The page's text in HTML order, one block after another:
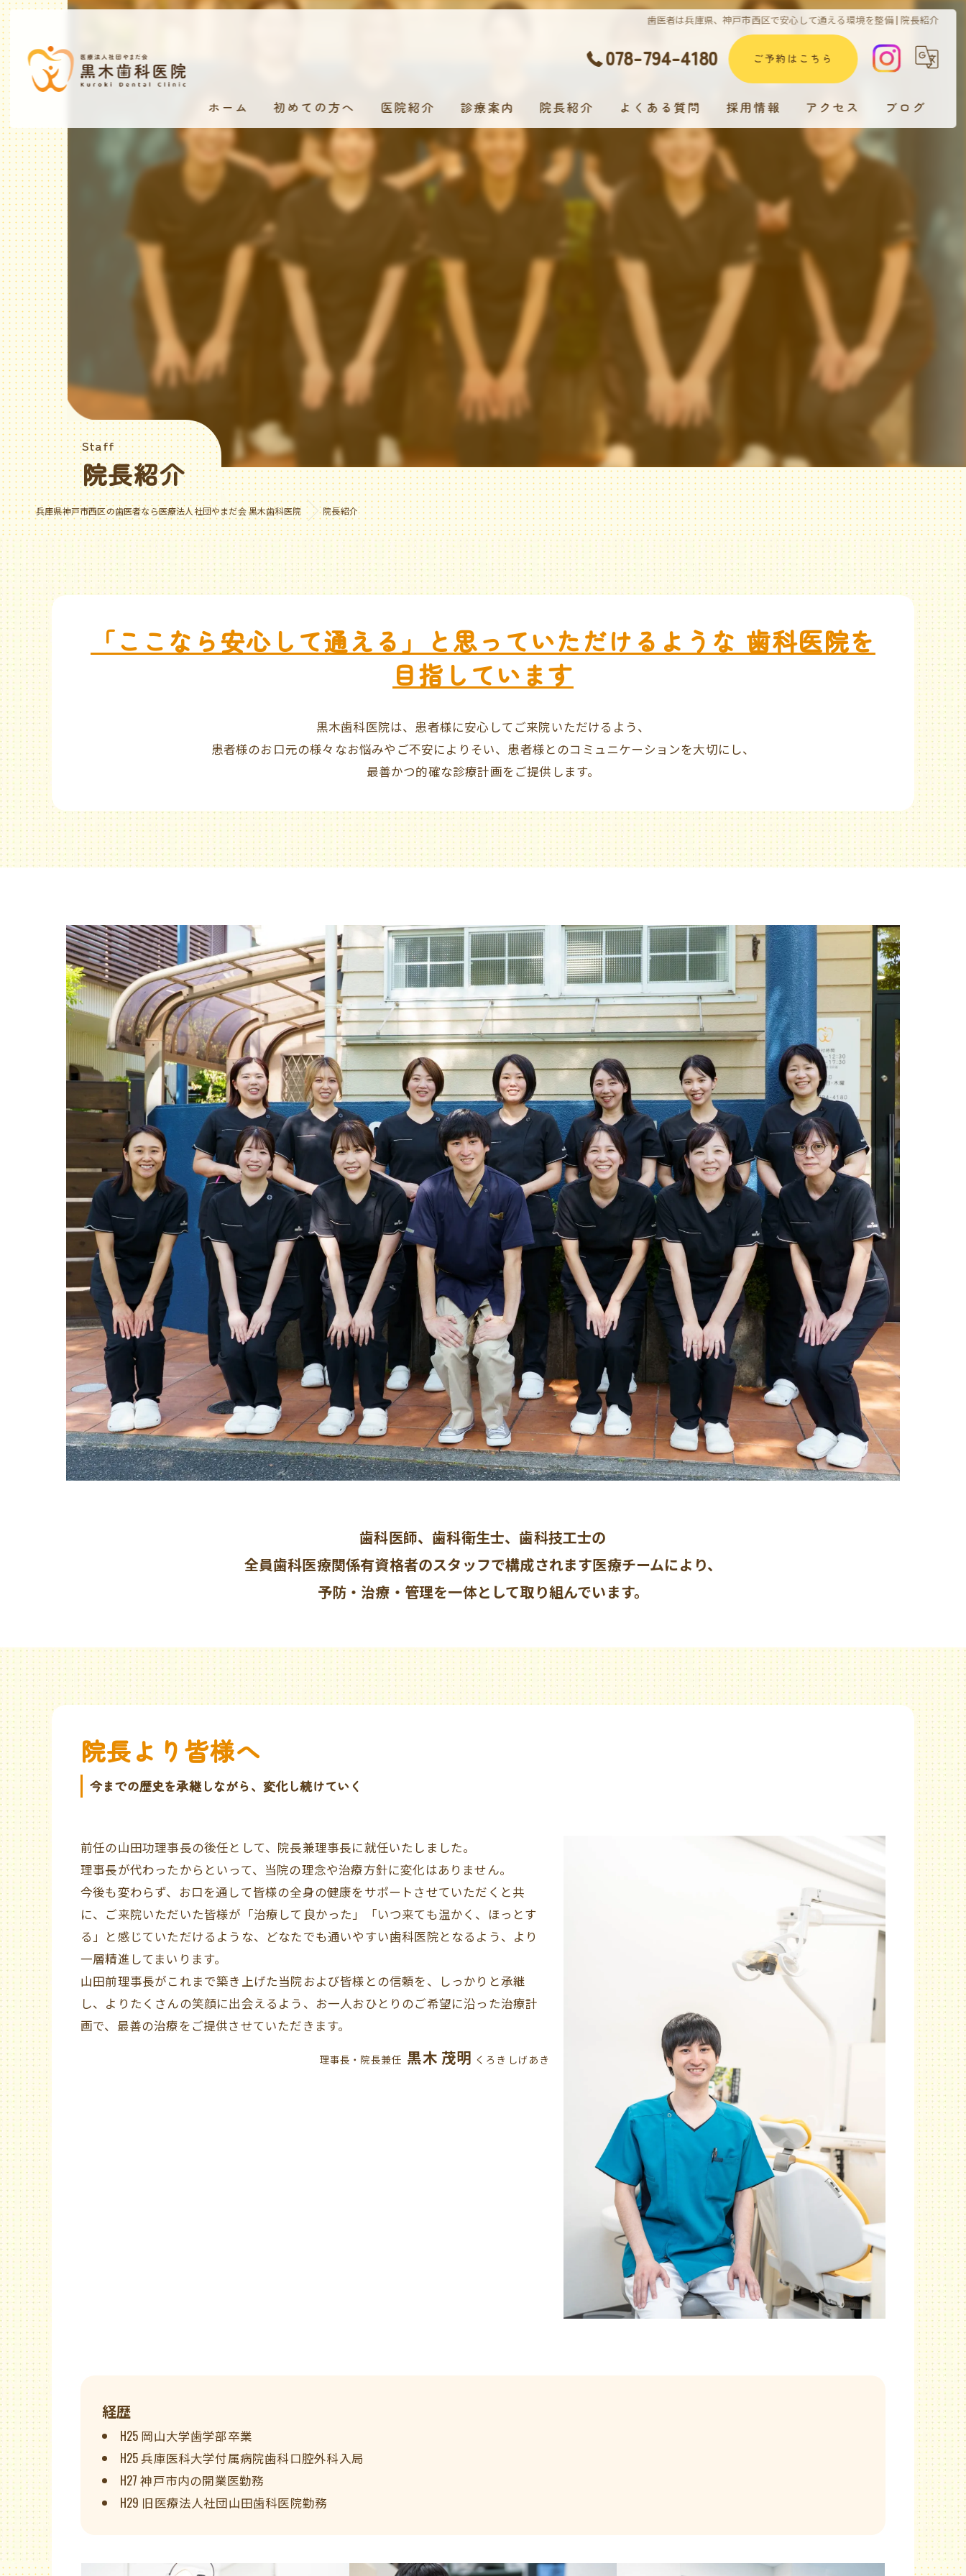
歯医者は兵庫県、神戸市西区で安心して通える環境を整備 | 院長紹介
078-794-4180 ご予約はこちら
ホーム 初めての方へ 医院紹介 診療案内
むし歯治療
小児歯科治療
歯科口腔外科
予防歯科治療
審美 / セラミック治療
当院独自の診療
院長紹介 よくある質問 採用情報
歯科医師 採用情報
アクセス ブログ
兵庫県神戸市西区の歯医者なら医療法人社団やまだ会 黒木歯科医院 院長紹介
院長紹介
Staff
「ここなら安心して通える」と思っていただけるような 歯科医院を
目指しています
黒木歯科医院は、患者様に安心してご来院いただけるよう、
患者様のお口元の様々なお悩みやご不安によりそい、患者様とのコミュニケーションを大切にし、
最善かつ的確な診療計画をご提供します。
歯科医師、歯科衛生士、歯科技工士の
全員歯科医療関係有資格者のスタッフで構成されます医療チームにより、
予防・治療・管理を一体として取り組んでいます。
院長より皆様へ
今までの歴史を承継しながら、変化し続けていく
前任の山田功理事長の後任として、院長兼理事長に就任いたしました。
理事長が代わったからといって、当院の理念や治療方針に変化はありません。
今後も変わらず、お口を通して皆様の全身の健康をサポートさせていただくと共
に、ご来院いただいた皆様が「治療して良かった」「いつ来ても温かく、ほっとす
る」と感じていただけるような、どなたでも通いやすい歯科医院となるよう、より
一層精進してまいります。
山田前理事長がこれまで築き上げた当院および皆様との信頼を、しっかりと承継
し、よりたくさんの笑顔に出会えるよう、お一人おひとりのご希望に沿った治療計
画で、最善の治療をご提供させていただきます。
理事長・院長兼任 黒木 茂明 くろき しげあき
経歴
H25 岡山大学歯学部卒業
H25 兵庫医科大学付属病院歯科口腔外科入局
H27 神戸市内の開業医勤務
H29 旧医療法人社団山田歯科医院勤務